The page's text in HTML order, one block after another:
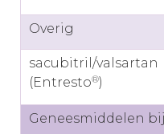
Overig
sacubitril/valsartan
(Entresto®)
Geneesmiddelen